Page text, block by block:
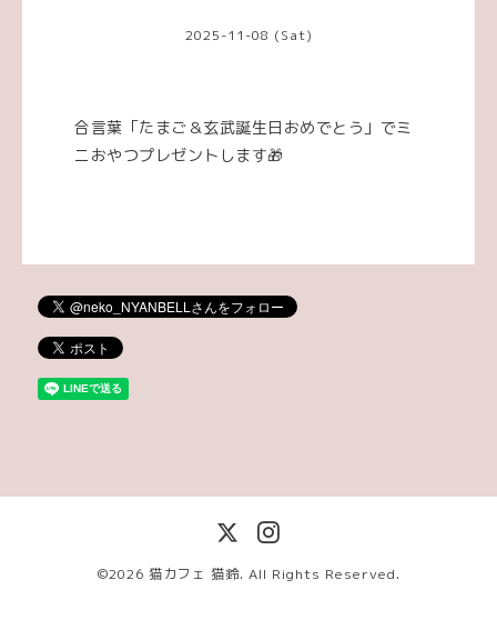
2025-11-08 (Sat)
合言葉「たまご＆玄武誕生日おめでとう」でミ
ニおやつプレゼントします🎁
©2026 猫カフェ 猫鈴. All Rights Reserved.